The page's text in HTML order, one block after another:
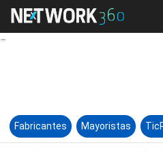
Lo
Fabricantes Mayoristas